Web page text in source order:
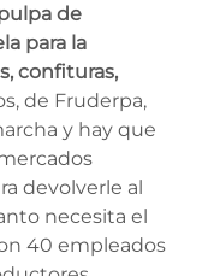
de
para la
confituras,
de Fruderpa,
y hay que
devolverle al
necesita el
40 empleados